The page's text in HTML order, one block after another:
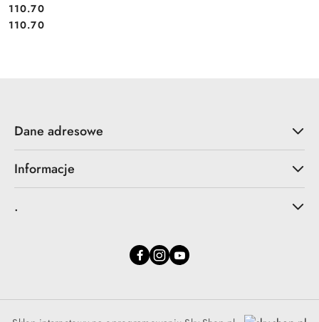
Cena:
110.70
Cena:
110.70
Dane adresowe
Informacje
.